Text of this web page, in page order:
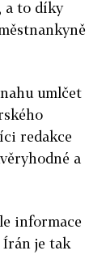
a to díky
umlčet
redakce
a
informace
Írán je tak